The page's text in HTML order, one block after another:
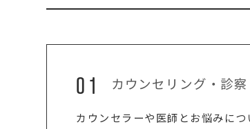
01 カウンセリング・診察
カウンセラーや医師とお悩みに